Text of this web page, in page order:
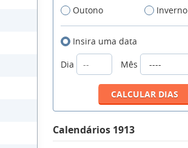
Outono
Inverno
Insira uma data
Dia
Mês
Calendários 1913